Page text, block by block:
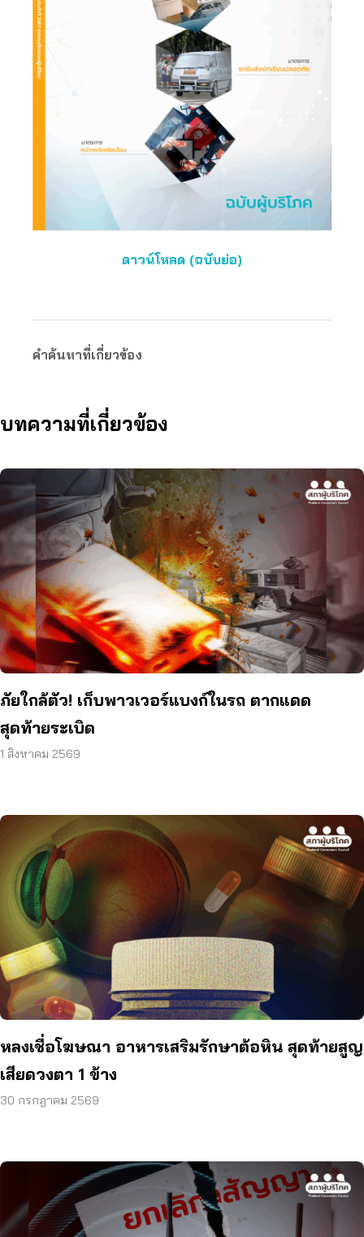
ดาวน์โหลด (ฉบับย่อ)
คำค้นหาที่เกี่ยวข้อง
บทความที่เกี่ยวข้อง
ภัยใกล้ตัว! เก็บพาวเวอร์แบงก์ในรถ ตากแดด
สุดท้ายระเบิด
1 สิงหาคม 2569
หลงเชื่อโฆษณา อาหารเสริมรักษาต้อหิน สุดท้ายสูญ
เสียดวงตา 1 ข้าง
30 กรกฎาคม 2569